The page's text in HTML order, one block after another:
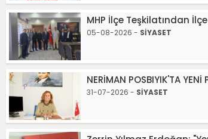
MHP İlçe Teşkilatından
05-08-2026 - SİYASET
NERİMAN POSBIYIK'TA YENİ
31-07-2026 - SİYASET